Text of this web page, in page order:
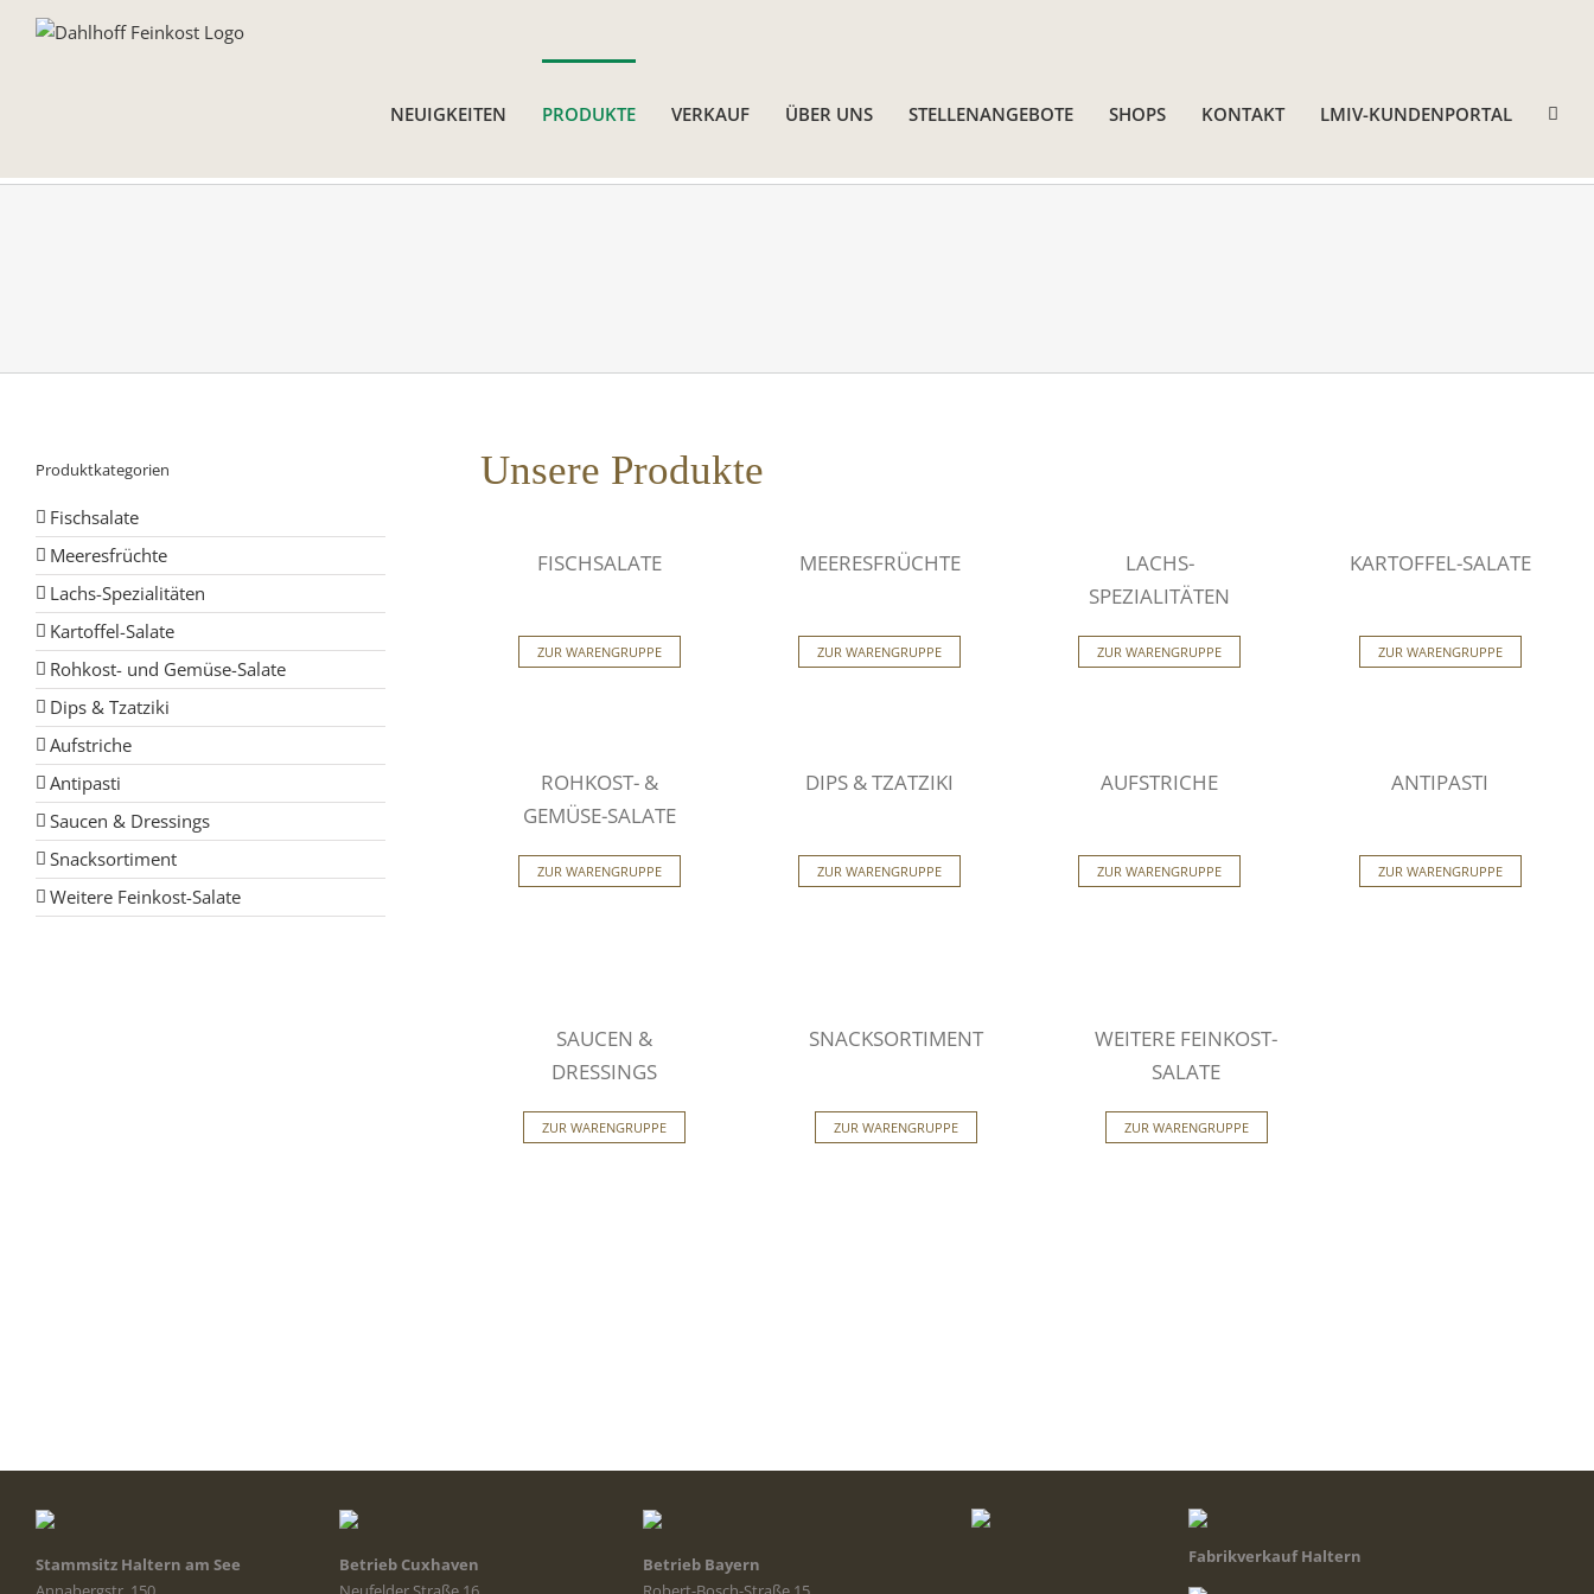
NEUIGKEITEN
PRODUKTE VERKAUF ÜBER UNS STELLENANGEBOTE SHOPS KONTAKT LMIV-KUNDENPORTAL
Unsere Produkte
FISCHSALATE
ZUR WARENGRUPPE
MEERESFRÜCHTE
ZUR WARENGRUPPE
LACHS-
SPEZIALITÄTEN
ZUR WARENGRUPPE
KARTOFFEL-SALATE
ZUR WARENGRUPPE
ROHKOST- &
GEMÜSE-SALATE
ZUR WARENGRUPPE
DIPS & TZATZIKI
ZUR WARENGRUPPE
AUFSTRICHE
ZUR WARENGRUPPE
ANTIPASTI
ZUR WARENGRUPPE
SAUCEN &
DRESSINGS
ZUR WARENGRUPPE
SNACKSORTIMENT
ZUR WARENGRUPPE
WEITERE FEINKOST-
SALATE
ZUR WARENGRUPPE
Produktkategorien
Fischsalate
Meeresfrüchte
Lachs-Spezialitäten
Kartoffel-Salate
Rohkost- und Gemüse-Salate
Dips & Tzatziki
Aufstriche
Antipasti
Saucen & Dressings
Snacksortiment
Weitere Feinkost-Salate
Stammsitz Haltern am See
Betrieb Cuxhaven
Betrieb Bayern
Fabrikverkauf Haltern